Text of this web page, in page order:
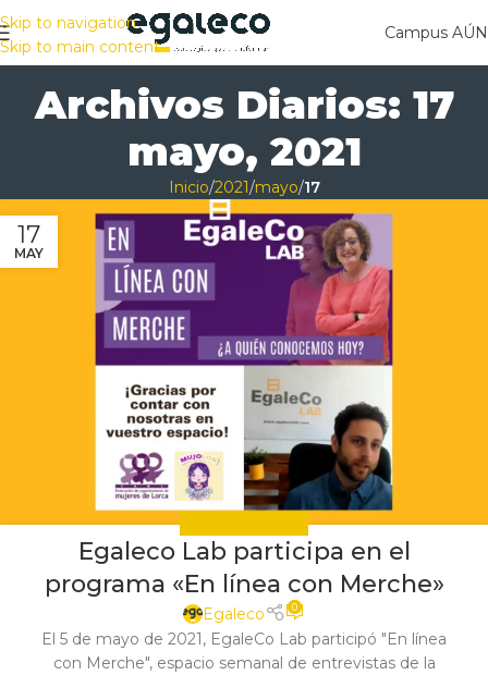
Skip to navigation
Skip to main content
Campus
Archivos Diarios: 17
mayo, 2021
Inicio/2021/mayo/17
17
MAY
Egaleco Lab participa en el
programa «En línea con Merche»
Egaleco 0
El 5 de mayo de 2021, EgaleCo Lab participó "En línea
con Merche", espacio semanal de entrevistas de la